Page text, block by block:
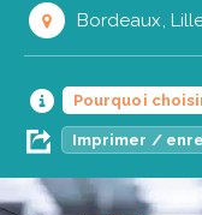
Bordeaux,
Pourquoi
Imprimer /